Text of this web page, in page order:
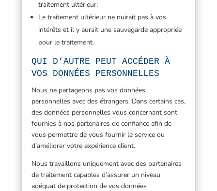
traitement ultérieur;
Le traitement ultérieur ne nuirait pas à vos
intérêts et il y aurait une sauvegarde appropriée
pour le traitement.
QUI D’AUTRE PEUT ACCÉDER À
VOS DONNÉES PERSONNELLES
Nous ne partageons pas vos données
personnelles avec des étrangers. Dans certains cas,
des données personnelles vous concernant sont
fournies à nos partenaires de confiance afin de
vous permettre de vous fournir le service ou
d’améliorer votre expérience client.
Nous travaillons uniquement avec des partenaires
de traitement capables d’assurer un niveau
adéquat de protection de vos données